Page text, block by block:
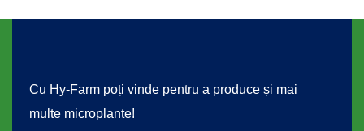
Cu Hy-Farm poți vinde pentru a produce și mai
multe microplante!